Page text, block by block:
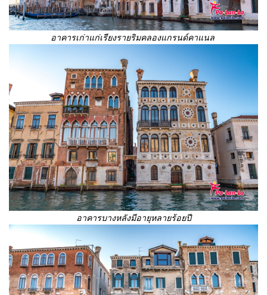
อาคารเก่าแก่เรียงรายริมคลองแกรนด์คาแนล
อาคารบางหลังมีอายุหลายร้อยปี